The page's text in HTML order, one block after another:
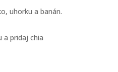
uhorku a banán.
a pridaj chia